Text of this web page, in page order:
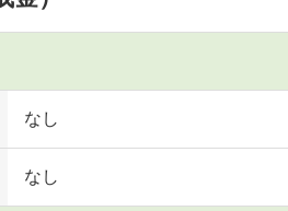
なし
なし